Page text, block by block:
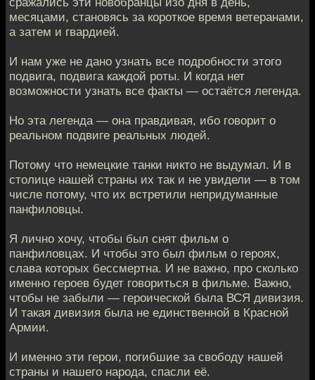
месяцами, становясь за короткое время ветеранами,
а затем и гвардией.
И нам уже не дано узнать все подробности этого
подвига, подвига каждой роты. И когда нет
возможности узнать все факты — остаётся легенда.
Но эта легенда — она правдивая, ибо говорит о
реальном подвиге реальных людей.
Потому что немецкие танки никто не выдумал. И в
столице нашей страны их так и не увидели — в том
числе потому, что их встретили непридуманные
панфиловцы.
Я лично хочу, чтобы был снят фильм о
панфиловцах. И чтобы это был фильм о героях,
слава которых бессмертна. И не важно, про сколько
именно героев будет говориться в фильме. Важно,
чтобы не забыли — героической была ВСЯ дивизия.
И такая дивизия была не единственной в Красной
Армии.
И именно эти герои, погибшие за свободу нашей
страны и нашего народа, спасли её.